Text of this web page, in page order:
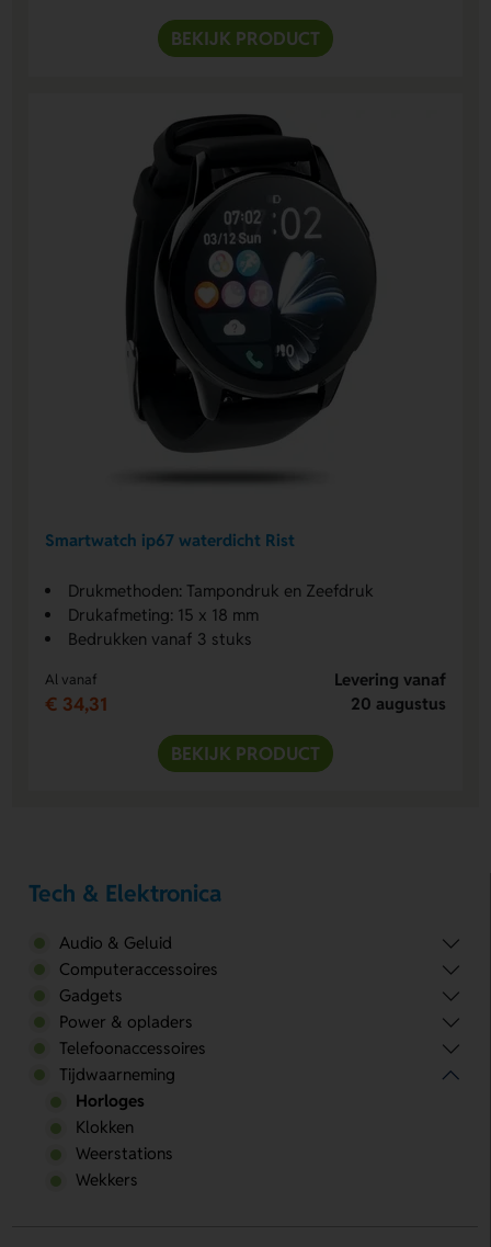
BEKIJK PRODUCT
Smartwatch ip67 waterdicht Rist
Drukmethoden: Tampondruk en Zeefdruk
Drukafmeting: 15 x 18 mm
Bedrukken vanaf 3 stuks
Al vanaf
€ 34,31
Levering vanaf
20 augustus
BEKIJK PRODUCT
Tech & Elektronica
Audio & Geluid
Computeraccessoires
Gadgets
Power & opladers
Telefoonaccessoires
Tijdwaarneming
Horloges
Klokken
Weerstations
Wekkers